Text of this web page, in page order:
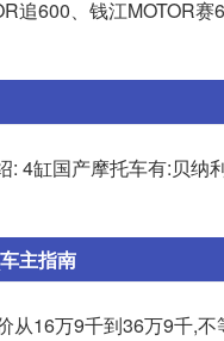
追600、钱江MOTOR
: 4缸国产摩托车有:贝
主指南
16万9千到36万9千,